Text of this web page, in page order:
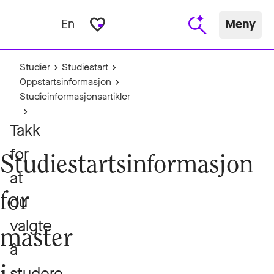
En favorite_border Meny
Studier
Studiestart
Oppstartsinformasjon
Studieinformasjonsartikler
Studiestartsinformasjon
for
master
Takk
for
at
du
valgte
å